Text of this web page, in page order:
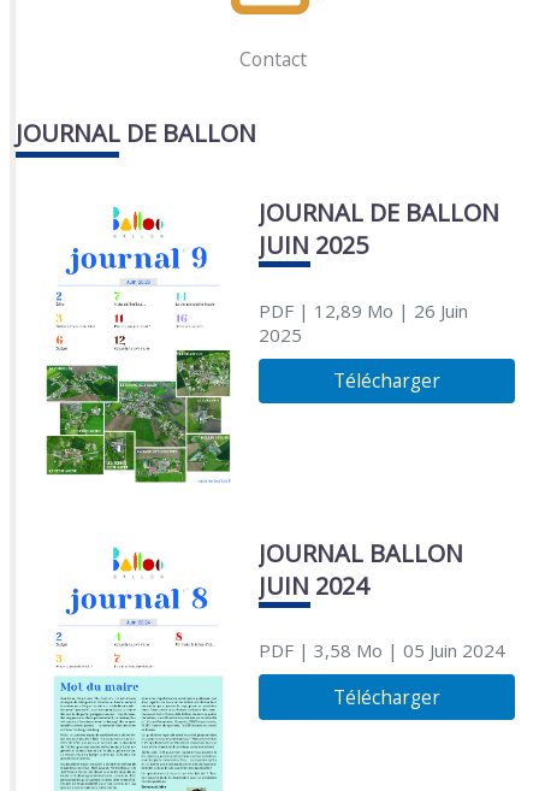
Contact
JOURNAL DE BALLON
JOURNAL DE BALLON
JUIN 2025
PDF| 12,89 Mo | 26 Juin
2025
Télécharger
JOURNAL BALLON
JUIN 2024
PDF| 3,58 Mo | 05 Juin 2024
Télécharger